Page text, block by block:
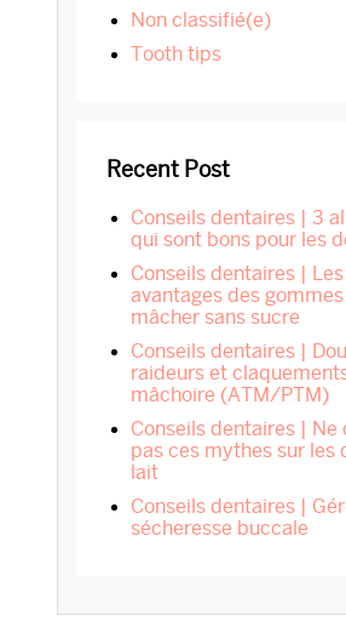
Non classifié(e)
tooth tips
Recent Post
Conseils dentaires | 3 aliments
qui sont bons pour les
Conseils dentaires | Les
avantages des gommes
mâcher sans sucre
Conseils dentaires | Douleurs,
raideurs et
mâchoire (ATM/PTM)
Conseils dentaires | Ne croyez
pas ces mythes sur les
lait
Conseils dentaires | Gérer la
sécheresse buccale